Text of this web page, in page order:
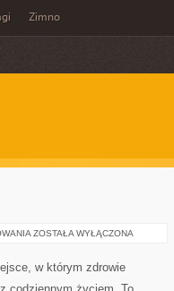
Zimno
NOWINKI
ZOSTAŁA WYŁĄCZONA
w którym zdrowie